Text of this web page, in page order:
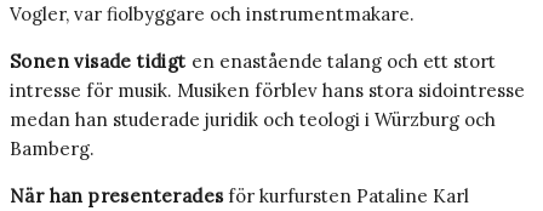
Vogler, var fiolbyggare och instrumentmakare.
So­nen visade tidigt en enastående talang och ett stort
intresse för musik. Musiken förblev hans stora sidointresse
medan han studerade juri­dik och teologi i Würzburg och
Bamberg.
När han presenteradesför kurfursten Pataline Karl